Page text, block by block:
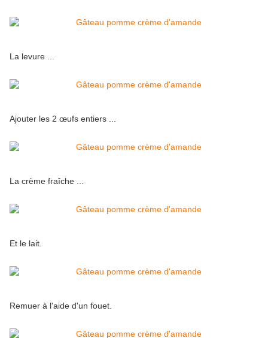
La levure ...
Ajouter les 2 œufs entiers ...
La crème fraîche ...
Et le lait.
Remuer à l'aide d'un fouet.